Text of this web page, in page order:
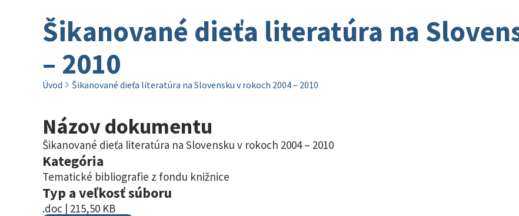
Šikanované dieťa literatúra na
– 2010
Úvod Šikanované dieťa literatúra na Slovensku v rokoch 2004 – 2010
Názov dokumentu
Šikanované dieťa literatúra na Slovensku v rokoch 2004 – 2010
Kategória
Tematické bibliografie z fondu knižnice
Typ a veľkosť súboru
.doc | 215,50 KB